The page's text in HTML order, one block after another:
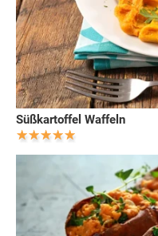
Süßkartoffel Waffeln